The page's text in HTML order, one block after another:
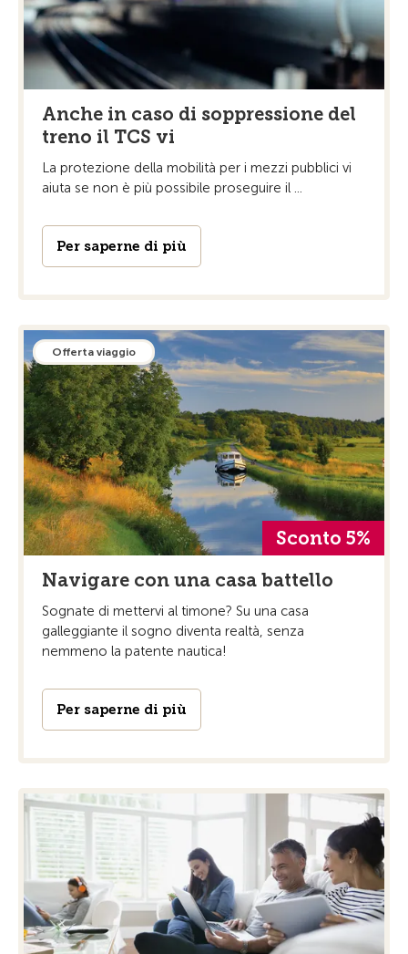
Anche in caso di soppressione del
treno il TCS vi
La protezione della mobilità per i mezzi pubblici vi
aiuta se non è più possibile proseguire il ...
Per saperne di più
Offerta viaggio
Sconto 5%
Navigare con una casa battello
Sognate di mettervi al timone? Su una casa
galleggiante il sogno diventa realtà, senza
nemmeno la patente nautica!
Per saperne di più